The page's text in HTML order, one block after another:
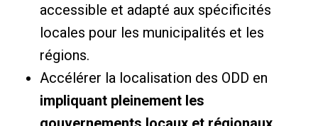
accessible et adapté aux spécificités
locales pour les municipalités et les
régions.
Accélérer la localisation des ODD en
impliquant pleinement les